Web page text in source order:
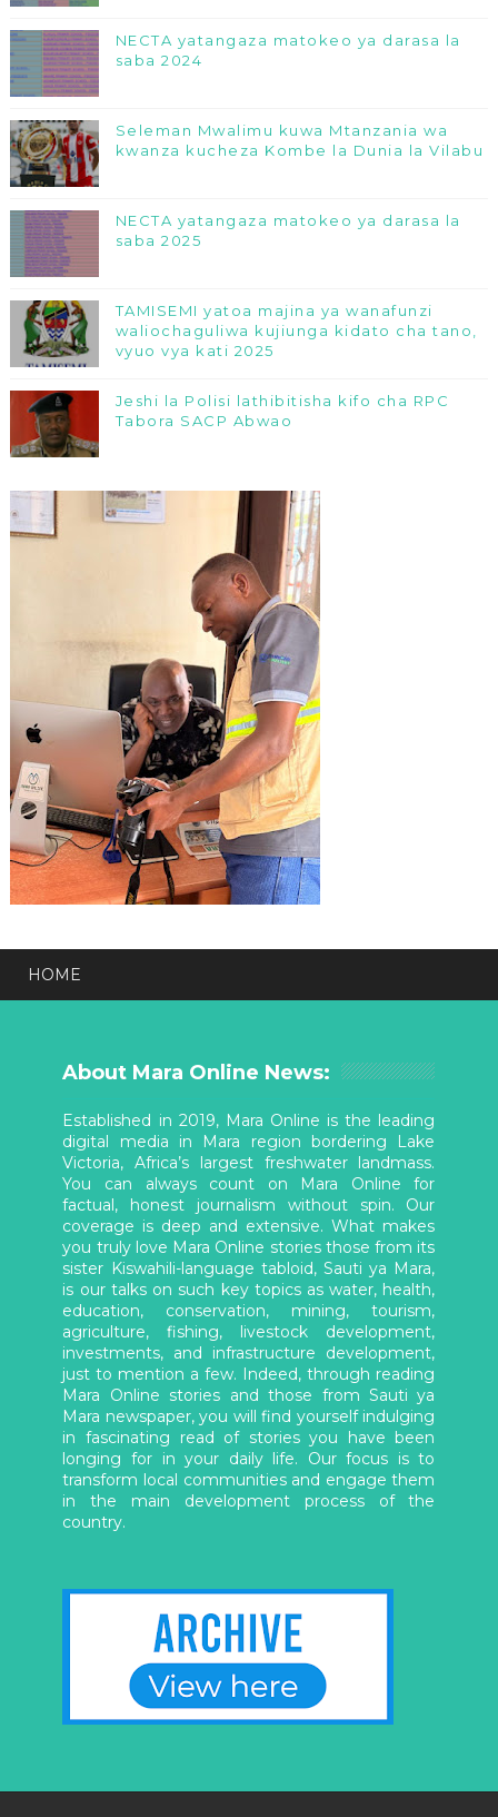
NECTA yatangaza matokeo ya darasa la
saba 2024
Seleman Mwalimu kuwa Mtanzania wa
kwanza kucheza Kombe la Dunia la Vilabu
NECTA yatangaza matokeo ya darasa la
saba 2025
TAMISEMI yatoa majina ya wanafunzi
waliochaguliwa kujiunga kidato cha tano,
vyuo vya kati 2025
Jeshi la Polisi lathibitisha kifo cha RPC
Tabora SACP Abwao
HOME
About Mara Online News:
Established in 2019, Mara Online is the leading
digital media in Mara region bordering Lake
Victoria, Africa’s largest freshwater landmass.
You can always count on Mara Online for
factual, honest journalism without spin. Our
coverage is deep and extensive. What makes
you truly love Mara Online stories those from its
sister Kiswahili-language tabloid, Sauti ya Mara,
is our talks on such key topics as water, health,
education, conservation, mining, tourism,
agriculture, fishing, livestock development,
investments, and infrastructure development,
just to mention a few. Indeed, through reading
Mara Online stories and those from Sauti ya
Mara newspaper, you will find yourself indulging
in fascinating read of stories you have been
longing for in your daily life. Our focus is to
transform local communities and engage them
in the main development process of the
country.